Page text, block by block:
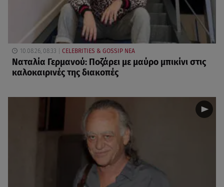
10.08.26, 08:33 CELEBRITIES & GOSSIP ΝΕΑ
Ναταλία Γερμανού: Ποζάρει με μαύρο μπικίνι στις
καλοκαιρινές της διακοπές